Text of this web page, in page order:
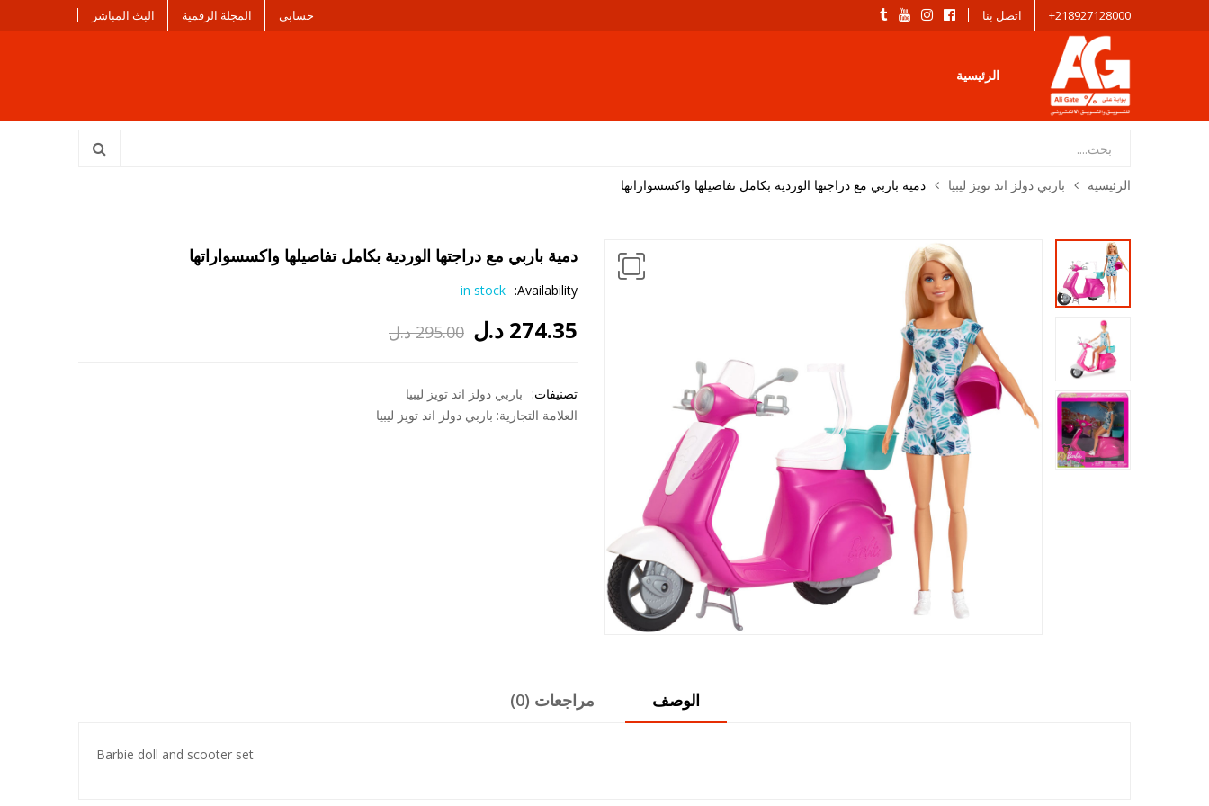
218927128000+ اتصل بنا حسابي المجلة الرقمية البث المباشر
الرئيسية
Products
search
الرئيسية باربي دولز اند تويز ليبيا دمية باربي مع دراجتها الوردية بكامل تفاصيلها واكسسواراتها
دمية باربي مع دراجتها الوردية بكامل تفاصيلها واكسسواراتها
Availability:
in stock
295.00 د.ل
الأصلي
274.35 د.ل
الحالي
تصنيفات: باربي دولز اند تويز ليبيا
العلامة التجارية: باربي دولز اند تويز ليبيا
الوصف مراجعات (0)
Barbie doll and scooter set